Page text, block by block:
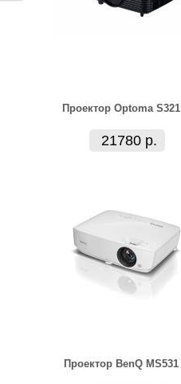
Проектор Optoma S321
21780 р.
Проектор BenQ MS531